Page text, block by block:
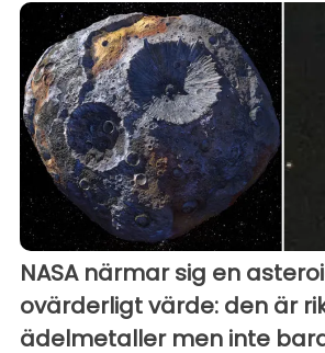
NASA närmar sig en
ovärderligt värde: den är
ädelmetaller men inte